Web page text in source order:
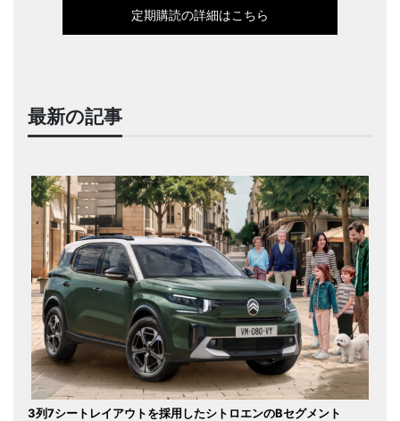
定期購読の詳細はこちら
最新の記事
3列7シートレイアウトを採用したシトロエンのBセグメント